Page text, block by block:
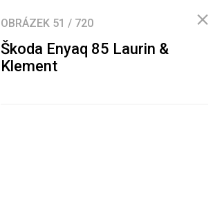
OBRÁZEK 51 / 720
Škoda Enyaq 85 Laurin &
Klement